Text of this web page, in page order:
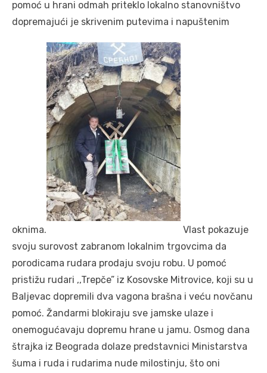
pomoć u hrani odmah priteklo lokalno stanovništvo
dopremajući je skrivenim putevima i napuštenim
oknima.
Vlast pokazuje
svoju surovost zabranom lokalnim trgovcima da
porodicama rudara prodaju svoju robu. U pomoć
pristižu rudari ,,Trepče” iz Kosovske Mitrovice, koji su u
Baljevac dopremili dva vagona brašna i veću novčanu
pomoć. Žandarmi blokiraju sve jamske ulaze i
onemogućavaju dopremu hrane u jamu. Osmog dana
štrajka iz Beograda dolaze predstavnici Ministarstva
šuma i ruda i rudarima nude milostinju, što oni